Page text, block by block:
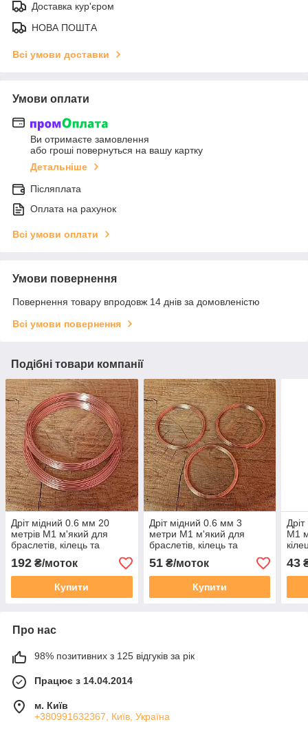
Доставка кур'єром
НОВА ПОШТА
Всі умови доставки
Умови оплати
Ви отримаєте замовлення
або гроші повернуться на вашу картку
Детальніше
Післяплата
Оплата на рахунок
Всі умови оплати
Умови повернення
Повернення товару впродовж 14 днів за домовленістю
Всі умови повернення
Подібні товари компанії
Дріт мідний 0.6 мм 20
метрів М1 м'який для
браслетів, кілець та
192 ₴/моток
Купити
Дріт мідний 0.6 мм 3
метри М1 м'який для
браслетів, кілець та
51₴/моток
Купити
М1
43
Про нас
98% позитивних з 125 відгуків за рік
Працює з 14.04.2014
м. Київ
+380991632367, Київ, Україна